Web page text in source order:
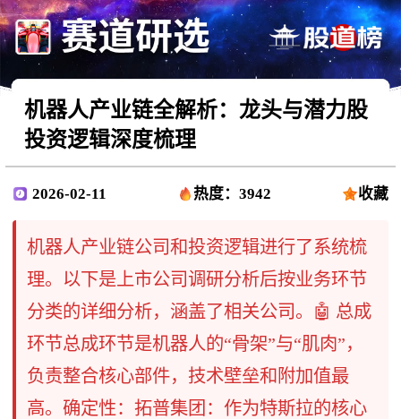
机器人产业链全解析：龙头与潜力股
投资逻辑深度梳理
2026-02-11 热度：3942 收藏
机器人产业链公司和投资逻辑进行了系统梳
理。以下是上市公司调研分析后按业务环节
分类的详细分析，涵盖了相关公司。🤖 总成
环节总成环节是机器人的“骨架”与“肌肉”，
负责整合核心部件，技术壁垒和附加值最
高。确定性：拓普集团：作为特斯拉的核心